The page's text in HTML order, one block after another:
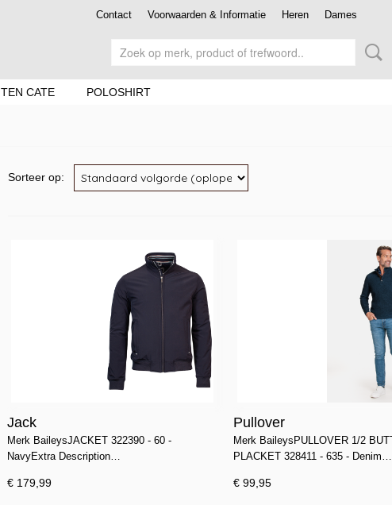
Contact Voorwaarden & Informatie Heren Dames
TEN CATE POLOSHIRT
Sorteer op:
Jack
Merk BaileysJACKET 322390 - 60 -
NavyExtra Description…
€ 179,99
Pullover
Merk BaileysPULLOVER 1/2
PLACKET 328411 - 635 - Denim…
€ 99,95